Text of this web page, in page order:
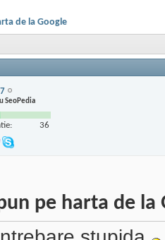
de la Google
SeoPedia
36
pe harta de la